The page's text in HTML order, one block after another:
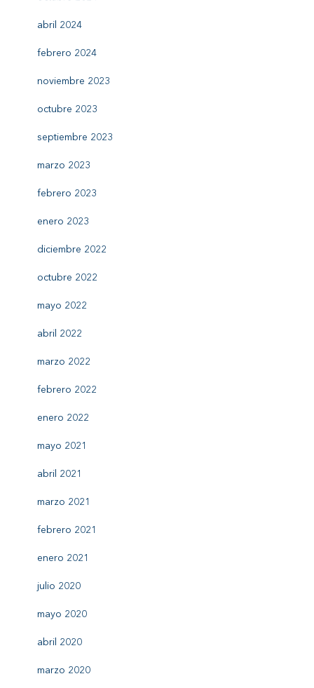
abril 2024
febrero 2024
noviembre 2023
octubre 2023
septiembre 2023
marzo 2023
febrero 2023
enero 2023
diciembre 2022
octubre 2022
mayo 2022
abril 2022
marzo 2022
febrero 2022
enero 2022
mayo 2021
abril 2021
marzo 2021
febrero 2021
enero 2021
julio 2020
mayo 2020
abril 2020
marzo 2020